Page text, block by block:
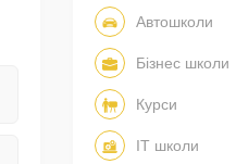
Автошколи
Бізнес школи
Курси
IT школи